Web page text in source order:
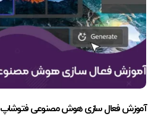
آموزش فعال سازی هوش مصنوعی فتوشاپ